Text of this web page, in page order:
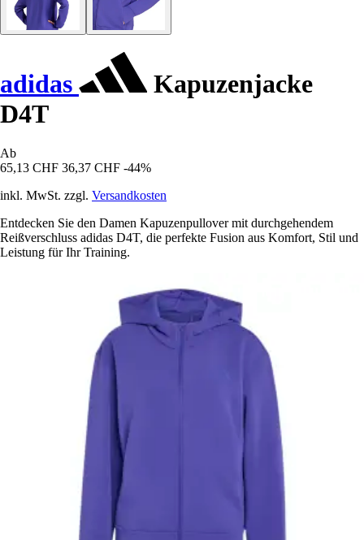
adidas
Kapuzenjacke
D4T
Ab
65,13 CHF 36,37 CHF -44%
inkl. MwSt. zzgl. Versandkosten
Entdecken Sie den Damen Kapuzenpullover mit durchgehendem
Reißverschluss adidas D4T, die perfekte Fusion aus Komfort, Stil und
Leistung für Ihr Training.